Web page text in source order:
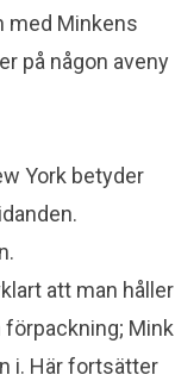
med Minkens
på någon aveny
York betyder
att man håller
förpackning; Mink
i. Här fortsätter